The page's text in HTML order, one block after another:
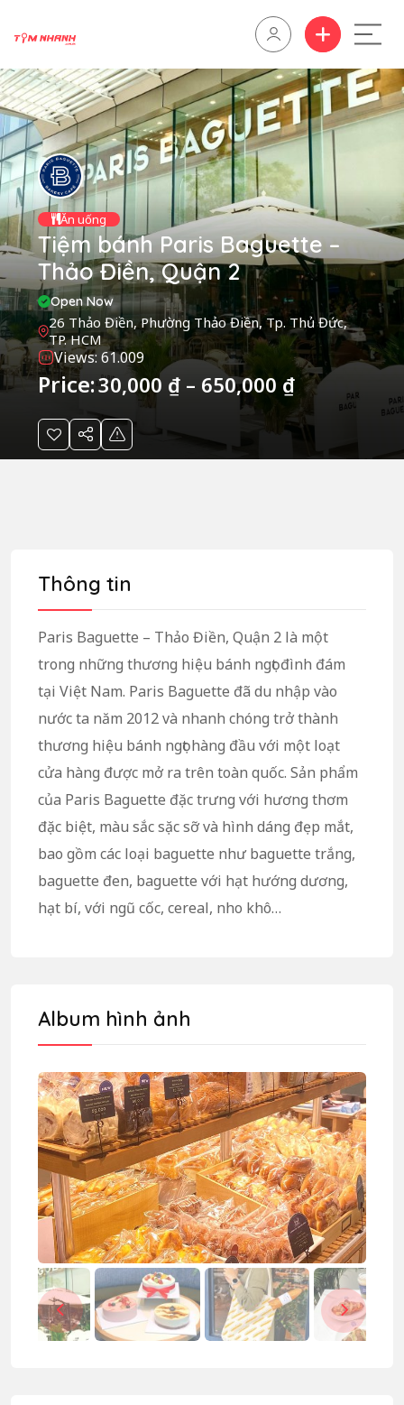
Ăn uống
Tiệm bánh Paris Baguette –
Thảo Điền, Quận 2
Open Now
26 Thảo Điền, Phường Thảo Điền, Tp. Thủ Đức,
TP. HCM
Views: 61.009
Price:30,000 ₫ – 650,000 ₫
Thông tin
Paris Baguette – Thảo Điền, Quận 2 là một
trong những thương hiệu bánh ngọt đình đám
tại Việt Nam. Paris Baguette đã du nhập vào
nước ta năm 2012 và nhanh chóng trở thành
thương hiệu bánh ngọt hàng đầu với một loạt
cửa hàng được mở ra trên toàn quốc. Sản phẩm
của Paris Baguette đặc trưng với hương thơm
đặc biệt, màu sắc sặc sỡ và hình dáng đẹp mắt,
bao gồm các loại baguette như baguette trắng,
baguette đen, baguette với hạt hướng dương,
hạt bí, với ngũ cốc, cereal, nho khô…
Album hình ảnh